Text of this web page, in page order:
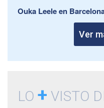
Ouka Leele en
Ver
LO + VISTO